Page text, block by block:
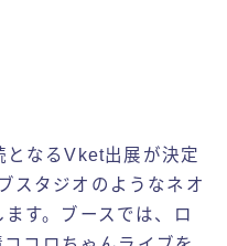
となるVket出展が決定
スタジオのようなネオ
す。ブースでは、ロ